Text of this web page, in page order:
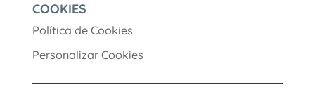
COOKIES
Política de Cookies
Personalizar Cookies